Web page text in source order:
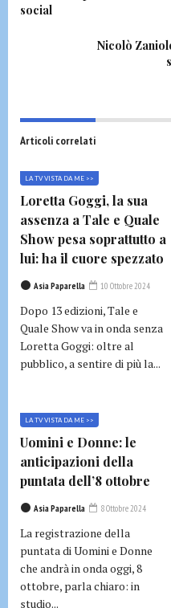
social
Nicolò
Articoli correlati
LA TV VISTA DA ME >>
Loretta Goggi, la sua
assenza a Tale e Quale
Show pesa soprattutto a
lui: ha il cuore spezzato
Asia Paparella 10 Ottobre 2024
Dopo 13 edizioni, Tale e
Quale Show va in onda senza
Loretta Goggi: oltre al
pubblico, a sentire di più la...
LA TV VISTA DA ME >>
Uomini e Donne: le
anticipazioni della
puntata dell’8 ottobre
Asia Paparella 8 Ottobre 2024
La registrazione della
puntata di Uomini e Donne
che andrà in onda oggi, 8
ottobre, parla chiaro: in
studio...